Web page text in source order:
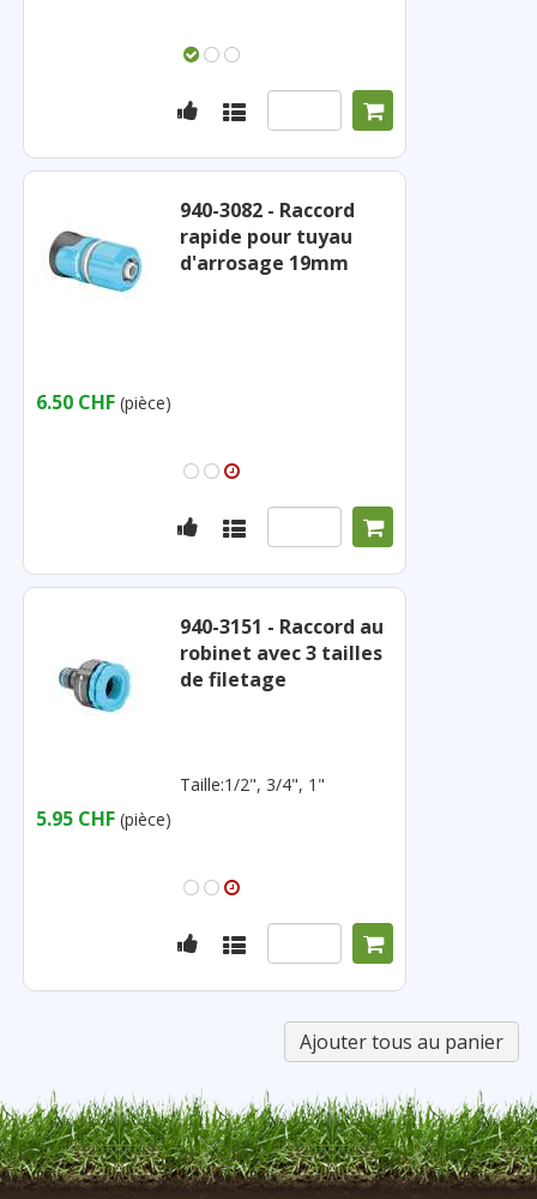
940-3082 - Raccord
rapide pour tuyau
d'arrosage 19mm
6.50 CHF (pièce)
940-3151 - Raccord au
robinet avec 3 tailles
de filetage
Taille:1/2", 3/4", 1"
5.95 CHF (pièce)